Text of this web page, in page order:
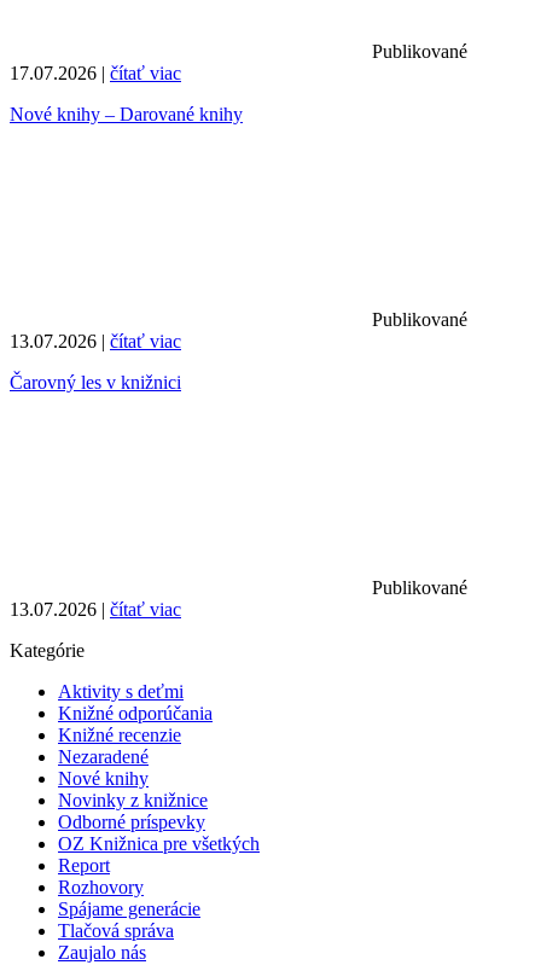
Publikované
17.07.2026 | čítať viac
Nové knihy – Darované knihy
Publikované
13.07.2026 | čítať viac
Čarovný les v knižnici
Publikované
13.07.2026 | čítať viac
Kategórie
Aktivity s deťmi
Knižné odporúčania
Knižné recenzie
Nezaradené
Nové knihy
Novinky z knižnice
Odborné príspevky
OZ Knižnica pre všetkých
Report
Rozhovory
Spájame generácie
Tlačová správa
Zaujalo nás